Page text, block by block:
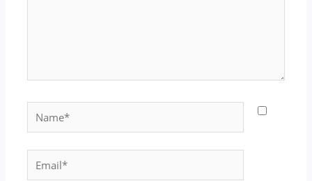
Name*